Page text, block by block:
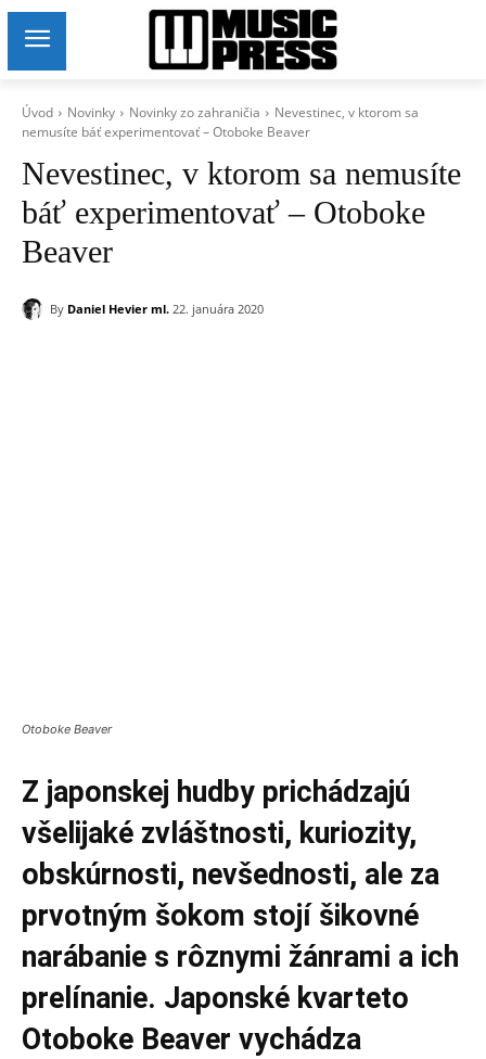
Úvod Novinky Novinky zo zahraničia
Nevestinec, v ktorom sa
nemusíte báť experimentovať – Otoboke Beaver
Nevestinec, v ktorom sa nemusíte
báť experimentovať – Otoboke
Beaver
By Daniel Hevier ml. 22. januára 2020
Otoboke Beaver
Z japonskej hudby prichádzajú
všelijaké zvláštnosti, kuriozity,
obskúrnosti, nevšednosti, ale za
prvotným šokom stojí šikovné
narábanie s rôznymi žánrami a ich
prelínanie. Japonské kvarteto
Otoboke Beaver vychádza